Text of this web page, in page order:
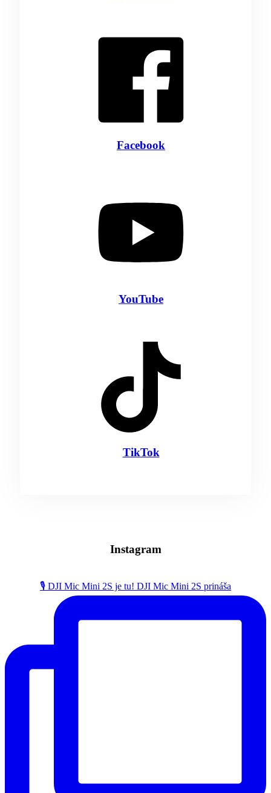
Facebook
YouTube
TikTok
Instagram
🎙️ DJI Mic Mini 2S je tu! DJI Mic Mini 2S prináša